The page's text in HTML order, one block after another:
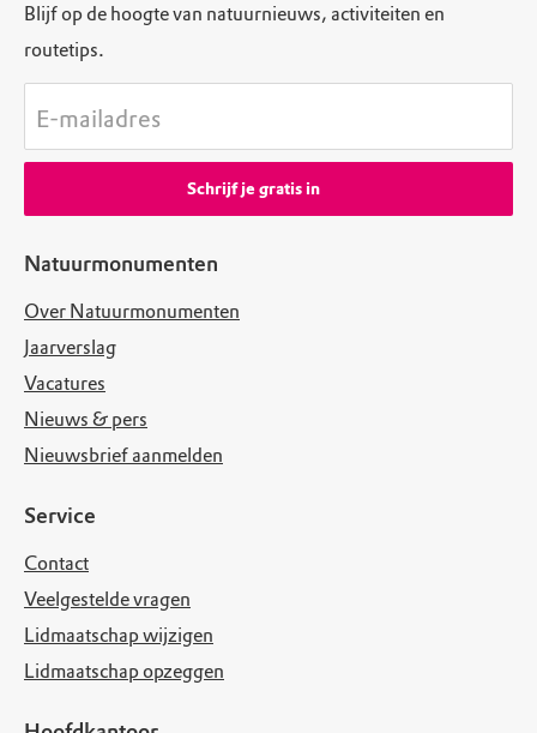
Natuurmonumenten
Over Natuurmonumenten
Jaarverslag
Vacatures
Nieuws & pers
Nieuwsbrief aanmelden
Service
Contact
Veelgestelde vragen
Lidmaatschap wijzigen
Lidmaatschap opzeggen
Blijf op de hoogte van natuurnieuws, activiteiten en
routetips.
E-mailadres
Schrijf je gratis in